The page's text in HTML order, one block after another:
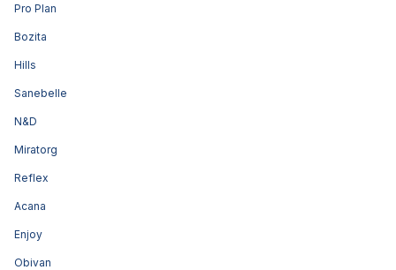
Pro Plan
Bozita
Hills
Sanebelle
N&D
Miratorg
Reflex
Acana
Enjoy
Obivan